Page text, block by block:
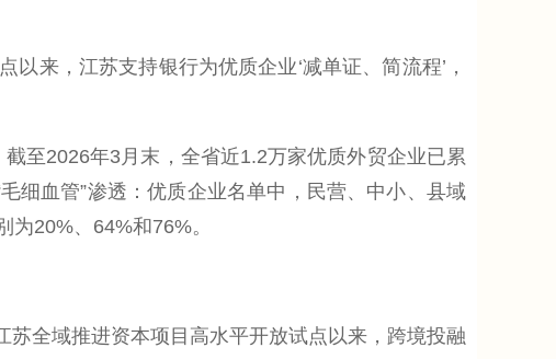
来，江苏支持银行为优质企业‘减单证、简流程’，
至2026年3月末，全省近1.2万家优质外贸企业已累
细血管”渗透：优质企业名单中，民营、中小、县域
20%、64%和76%。
全域推进资本项目高水平开放试点以来，跨境投融